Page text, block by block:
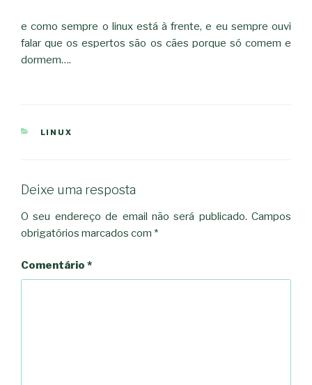
e como sempre o linux está à frente, e eu sempre ouvi
falar que os espertos são os cães porque só comem e
dormem….
CATEGORIAS
LINUX
Deixe uma resposta
O seu endereço de email não será publicado. Campos
obrigatórios marcados com *
Comentário *